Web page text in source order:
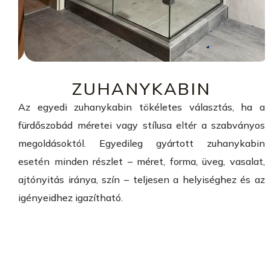
ZUHANYKABIN
Az egyedi zuhanykabin tökéletes választás, ha a
fürdőszobád méretei vagy stílusa eltér a szabványos
megoldásoktól. Egyedileg gyártott zuhanykabin
esetén minden részlet – méret, forma, üveg, vasalat,
ajtónyitás iránya, szín – teljesen a helyiséghez és az
igényeidhez igazítható.